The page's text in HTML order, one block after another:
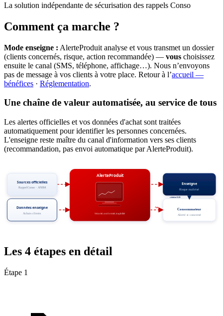
La solution indépendante de sécurisation des rappels Conso
Comment ça marche ?
Mode enseigne : AlerteProduit analyse et vous transmet un dossier
(clients concernés, risque, action recommandée) — vous choisissez
ensuite le canal (SMS, téléphone, affichage…). Nous n’envoyons
pas de message à vos clients à votre place. Retour à l’accueil —
bénéfices · Réglementation.
Une chaîne de valeur automatisée, au service de tous
Les alertes officielles et vos données d'achat sont traitées
automatiquement pour identifier les personnes concernées.
L'enseigne reste maître du canal d'information vers ses clients
(recommandation, pas envoi automatique par AlerteProduit).
Sources officielles
RappelConso · ANSM
Données enseigne
Achats clients
AlerteProduit
Sécurité, conformité, traçabilité
Enseigne
Risque maîtrisé
Consommateur
Alerté si concerné
App
solution B2B
Les 4 étapes en détail
Étape 1